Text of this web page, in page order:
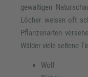
gewaltigen
Löcher weisen oft
Pflanzenarten
Wälder viele seltene
Wolf